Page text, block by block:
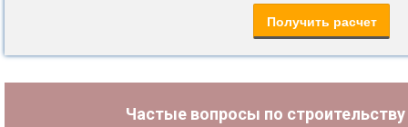
Частые вопросы по